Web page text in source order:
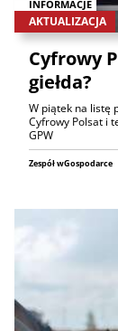
INFORMACJE
AKTUALIZACJA
Cyfrowy
giełda?
W piątek na listę
Cyfrowy Polsat i
GPW
Zespół wGospodarce